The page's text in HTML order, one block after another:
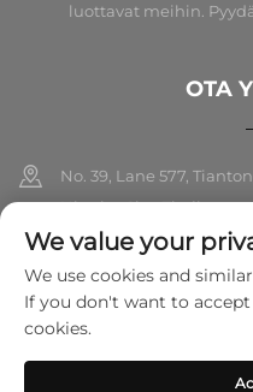
luottavat meihin.
OTA
No. 39, Lane 577,
Ningbo City, Zhejiang
+86-18989326021
[email protected]
We value your
We use cookies and
If you don't want to
cookies.